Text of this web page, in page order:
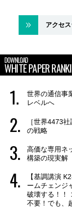
アクセ
DOWNLOAD
WHITE PAPER
世界の通信事
レベルへ
［世界4473
の戦略
高価な専用ネ
構築の現実解
【基調講演
ームチェンジ
破壊する！！
不要！でも、